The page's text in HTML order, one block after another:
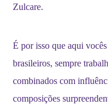
Zulcare.
É por isso que aqui
brasileiros, sempre
combinados com
composições